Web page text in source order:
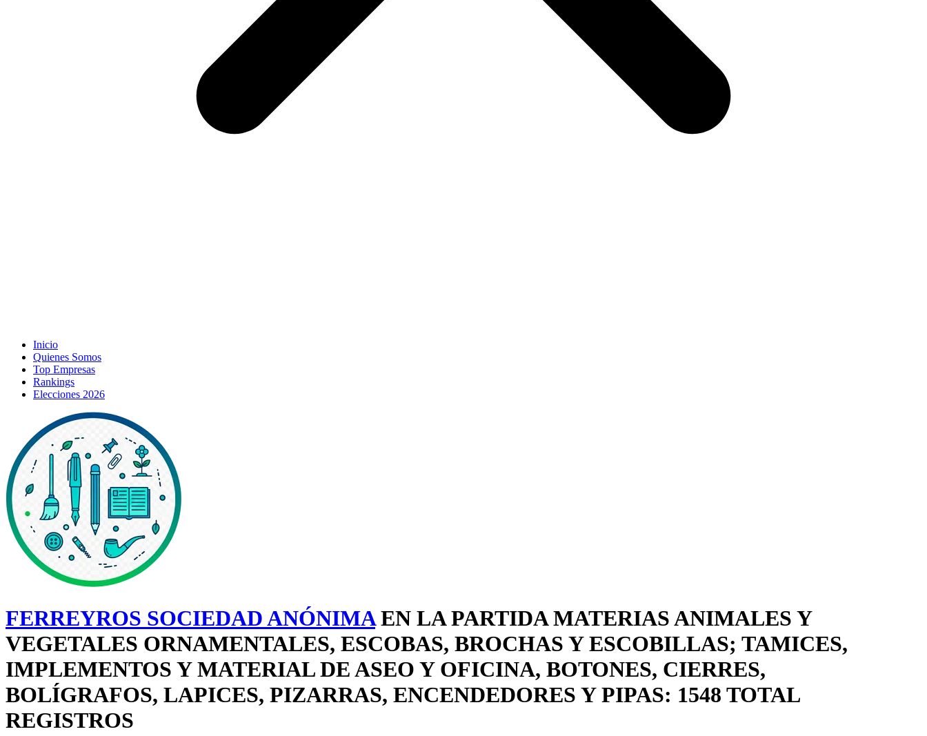
Inicio
Quienes Somos
Top Empresas
Rankings
Elecciones 2026
FERREYROS SOCIEDAD ANÓNIMAEN LA PARTIDA MATERIAS ANIMALES Y
VEGETALES ORNAMENTALES, ESCOBAS, BROCHAS Y ESCOBILLAS; TAMICES,
IMPLEMENTOS Y MATERIAL DE ASEO Y OFICINA, BOTONES, CIERRES,
BOLÍGRAFOS, LAPICES, PIZARRAS, ENCENDEDORES Y PIPAS: 1548 TOTAL
REGISTROS